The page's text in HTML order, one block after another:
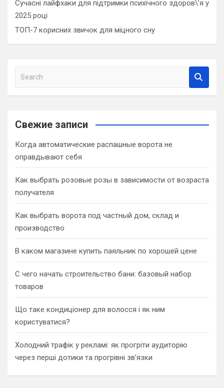
Сучасні лайфхаки для підтримки психічного здоров\’я у
2025 році
ТОП-7 корисних звичок для міцного сну
a
c
Свежие записи
Когда автоматические распашные ворота не
оправдывают себя
Как выбрать розовые розы в зависимости от возраста
получателя
Как выбрать ворота под частный дом, склад и
производство
В каком магазине купить паяльник по хорошей цене
С чего начать строительство бани: базовый набор
товаров
Що таке кондиціонер для волосся і як ним
користуватися?
Холодний трафік у рекламі: як прогріти аудиторію
через перші дотики та прогрівні зв’язки